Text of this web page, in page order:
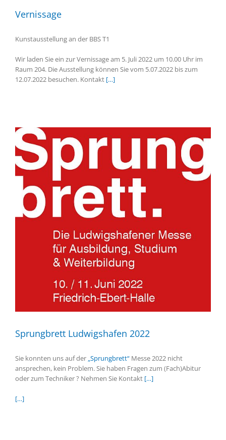
Vernissage
Kunstausstellung an der BBS T1
Wir laden Sie ein zur Vernissage am 5. Juli 2022 um 10.00 Uhr im
Raum 204. Die Ausstellung können Sie vom 5.07.2022 bis zum
12.07.2022 besuchen. Kontakt […]
Sprungbrett Ludwigshafen 2022
Sie konnten uns auf der „Sprungbrett“ Messe 2022 nicht
ansprechen, kein Problem. Sie haben Fragen zum (Fach)Abitur
oder zum Techniker ? Nehmen Sie Kontakt […]
[…]